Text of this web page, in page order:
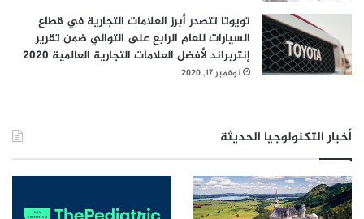
تويوتا تتصدر أبرز العلامات التجارية في قطاع
السيارات للعام الرابع على التوالي ضمن تقرير
إنتربراند لأفضل العلامات التجارية العالمية 2020
نوفمبر 17, 2020
أخبار التكنولوجيا الحديثة